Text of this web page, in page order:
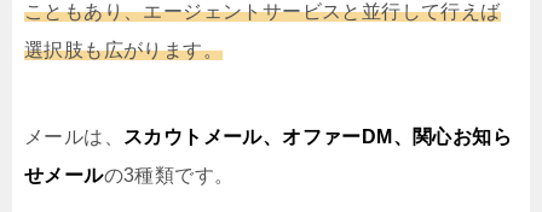
こともあり、エージェントサービスと並行して行えば
選択肢も広がります。
メールは、
スカウトメール、オファーDM、関心お知ら
せメールの3種類です。